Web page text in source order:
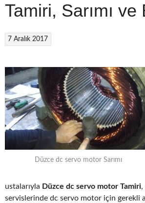
Tamiri, Sarımı ve
7 Aralık 2017
Düzce dc servo motor Sarımı
ustalarıyla Düzce dc servo motor Tamiri,
servislerinde dc servo motor için gerekli